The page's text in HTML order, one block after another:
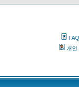
FAQ
개인